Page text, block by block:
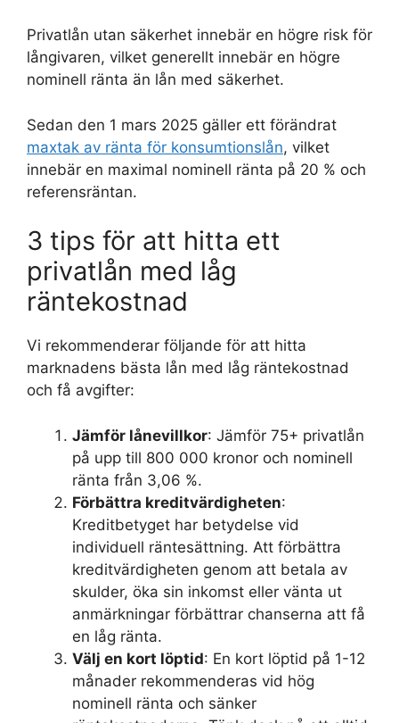
Privatlån utan säkerhet innebär en högre risk för
långivaren, vilket generellt innebär en högre
nominell ränta än lån med säkerhet.
Sedan den 1 mars 2025 gäller ett förändrat
maxtak av ränta för konsumtionslån, vilket
innebär en maximal nominell ränta på 20 % och
referensräntan.
3 tips för att hitta ett
privatlån med låg
räntekostnad
Vi rekommenderar följande för att hitta
marknadens bästa lån med låg räntekostnad
och få avgifter:
Jämför lånevillkor: Jämför 75+ privatlån
på upp till 800 000 kronor och nominell
ränta från 3,06 %.
Förbättra kreditvärdigheten:
Kreditbetyget har betydelse vid
individuell räntesättning. Att förbättra
kreditvärdigheten genom att betala av
skulder, öka sin inkomst eller vänta ut
anmärkningar förbättrar chanserna att få
en låg ränta.
Välj en kort löptid: En kort löptid på 1-12
månader rekommenderas vid hög
nominell ränta och sänker